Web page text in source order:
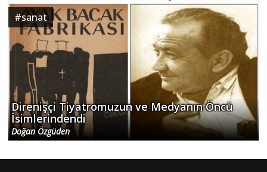
#sanat
Direnişçi Tiyatromuzun ve Medyanın Öncü
İsimlerindendi
Doğan Özgüden